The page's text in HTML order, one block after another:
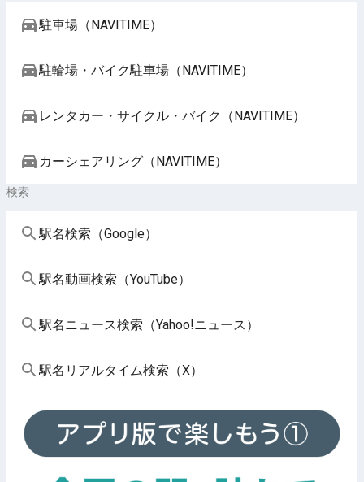
駐車場（NAVITIME）
駐輪場・バイク駐車場（NAVITIME）
レンタカー・サイクル・バイク（NAVITIME）
カーシェアリング（NAVITIME）
検索
駅名検索（Google）
駅名動画検索（YouTube）
駅名ニュース検索（Yahoo!ニュース）
駅名リアルタイム検索（X）